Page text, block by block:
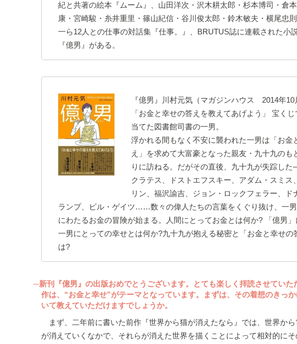
紀と共著の絵本『ムーム』、山田洋次・沢木耕太郎・杉本博司・倉
康・宮崎駿・糸井重里・篠山紀信・谷川俊太郎・鈴木敏夫・横尾忠
一ら12人との仕事の対話集『仕事。』、BRUTUS誌に連載された小
『億男』がある。
『億男』川村元気（マガジンハウス 2014年10
「お金と幸せの答えを教えてあげよう」 宝く
当てた図書館司書の一男。
浮かれる間もなく不安に襲われた一男は「お金
え」を求めて大富豪となった親友・九十九のも
りに訪ねる。だがその直後、九十九が失踪し
クラテス、ドストエフスキー、アダム・スミス
リン、福沢諭吉、ジョン・ロックフェラー、ド
ランプ、ビル・ゲイツ……数々の偉人たちの言葉をくぐり抜け、一
にわたるお金の冒険が始まる。人間にとってお金とは何か? 「億男」
一男にとっての幸せとは何か?九十九が抱える秘密と「お金と幸せの
は?
─新刊『億男』の出版おめでとうございます。とても楽しく拝読させていた
作は、“お金と幸せ”がテーマとなっています。まずは、その着想のきっ
いて教えていただけますでしょうか。
まず、二年前に書いた前作『世界から猫が消えたなら』では、世界か
が消えていくなかで、それらが消えた世界を描くことによって相対的に